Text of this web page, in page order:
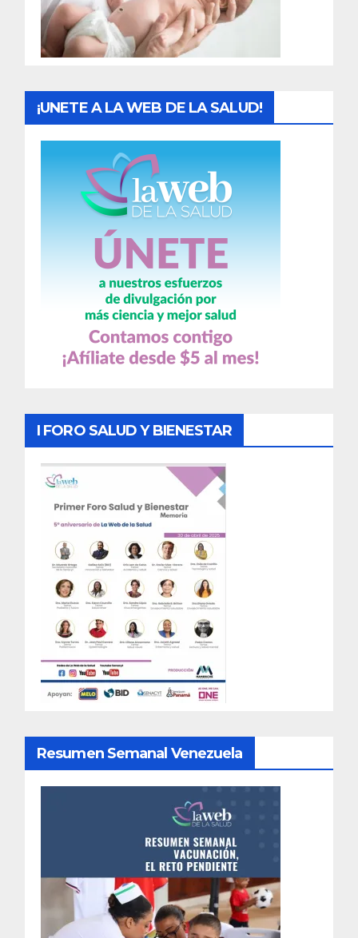
¡UNETE A LA WEB DE LA SALUD!
I FORO SALUD Y BIENESTAR
Resumen Semanal Venezuela